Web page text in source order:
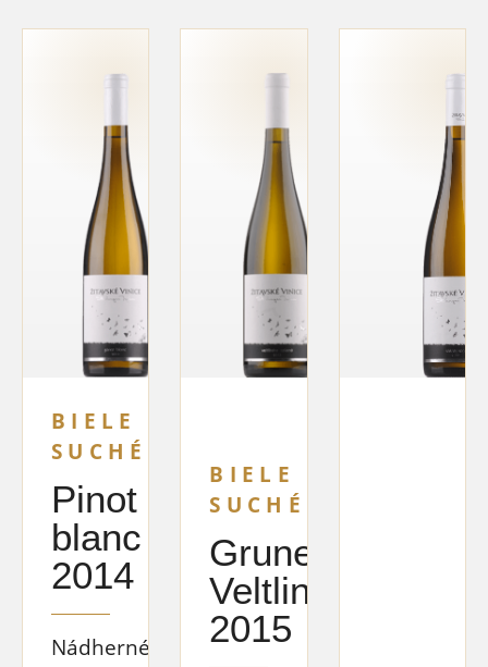
BIELE
SUCHÉ
Pinot
blanc
2014
Nádherné
BIELE
SUCHÉ
Gruner
Veltliner
2015